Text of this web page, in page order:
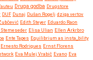
Druga godba Drugstore
DUF Dunaj Dušan Rogelj dziga vertov
Edith Steyer Eduardo Raon
Elisa Ulian Ellen Arkrbro
Ente Tapes Equilibrium as insta_bility
Ernesto Rodrigues Ernst Florens
Eva Mulej Vrabič Evano Eva